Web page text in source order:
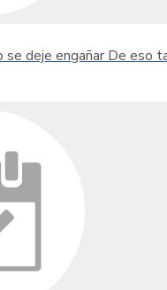
se deje engañar De eso